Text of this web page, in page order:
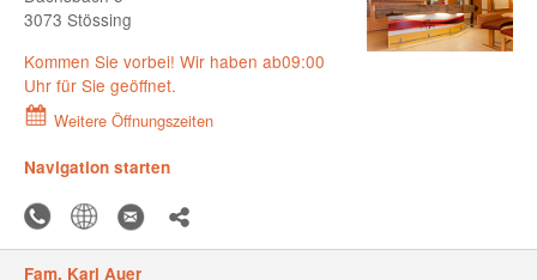
3073 Stössing
Kommen Sie vorbei! Wir haben ab09:00
Uhr für Sie geöffnet.
Weitere Öffnungszeiten
Navigation starten
Fam. Karl Auer